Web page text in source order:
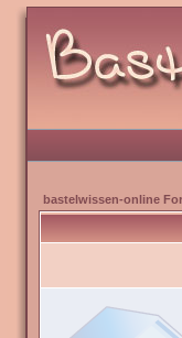
bastelwissen-online